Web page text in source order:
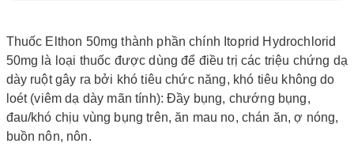
Thuốc Elthon 50mg thành phần chính Itoprid Hydrochlorid
50mg là loại thuốc được dùng để điều trị các triệu chứng dạ
dày ruột gây ra bởi khó tiêu chức năng, khó tiêu không do
loét (viêm dạ dày mãn tính): Đầy bụng, chướng bụng,
đau/khó chịu vùng bụng trên, ăn mau no, chán ăn, ợ nóng,
buồn nôn, nôn.